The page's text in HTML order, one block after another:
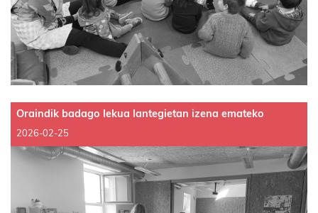
Oraindik badago lekua lantegietan izena emateko
2026-02-25